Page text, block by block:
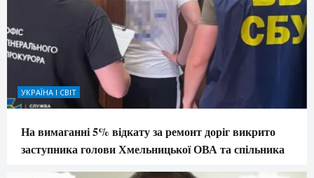
УКРАЇНА І СВІТ
На вимаганні 5% відкату за ремонт доріг викрито
заступника голови Хмельницької ОВА та спільника